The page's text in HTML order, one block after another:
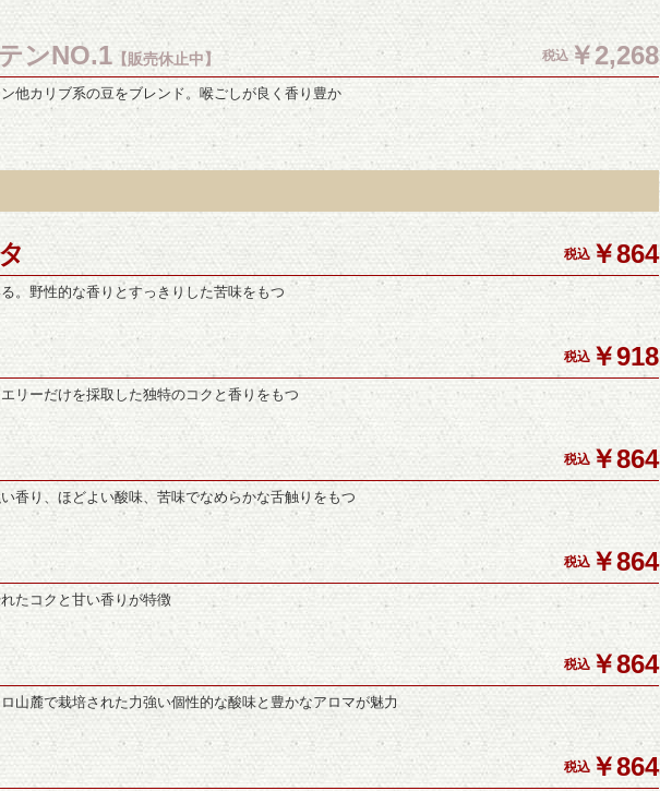
ンNO.1 【販売休止中】 税込￥2,268
他カリブ系の豆をブレンド。喉ごしが良く香り豊か
税込￥864
。野性的な香りとすっきりした苦味をもつ
税込 ￥918
リーだけを採取した独特のコクと香りをもつ
税込￥864
香り、ほどよい酸味、苦味でなめらかな舌触りをもつ
税込 ￥864
たコクと甘い香りが特徴
税込￥864
山麓で栽培された力強い個性的な酸味と豊かなアロマが魅力
税込￥864